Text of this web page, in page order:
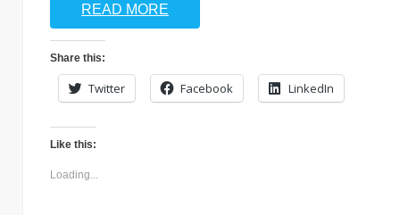
READ MORE
Share this:
Twitter Facebook LinkedIn
Like this:
Loading...